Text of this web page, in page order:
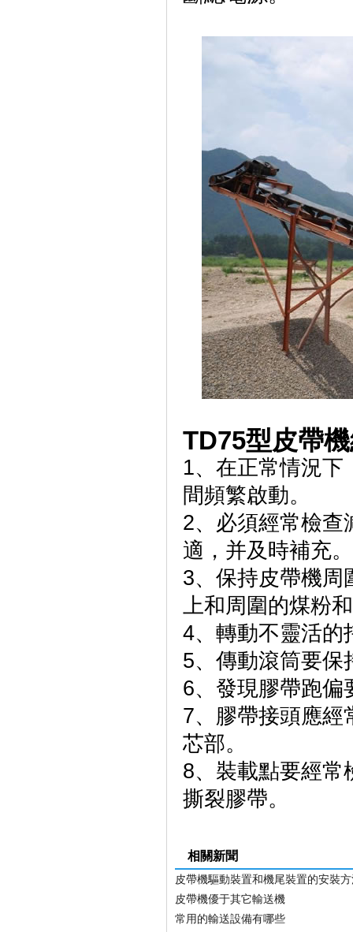
TD75型皮帶機
1、在正常情況下
間頻繁啟動。
2、必須經常檢查
適，并及時補充。
3、保持皮帶機周
上和周圍的煤粉
4、轉動不靈活的
5、傳動滾筒要保
6、發現膠帶跑偏
7、膠帶接頭應經
芯部。
8、裝載點要經常
撕裂膠帶。
相關新聞
皮帶機驅動裝置和機尾裝置的安裝
皮帶機優于其它輸送機
常用的輸送設備有哪些